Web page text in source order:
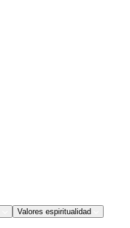
Valores espiritualidad